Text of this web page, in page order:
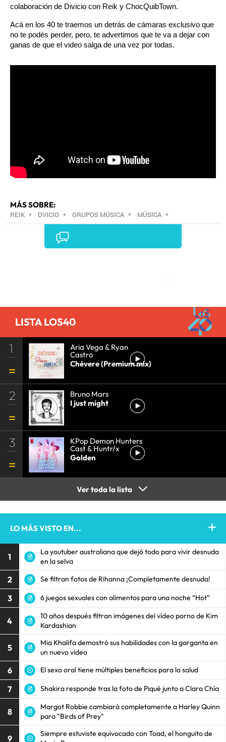
colaboración de Divicio con Reik y ChocQuibTown.
Acá en los 40 te traemos un detrás de cámaras exclusivo que
no te podés perder, pero, te advertimos que te va a dejar con
ganas de que el video salga de una vez por todas.
MÁS SOBRE:
REIK • DVICIO • GRUPOS MÚSICA • MÚSICA •
LISTA LOS40
1 Aria Vega & Ryan
Castro
Chévere (Premium mix)
2
Bruno Mars
I just might
3 KPop Demon Hunters
Cast & Huntr/x
Golden
Ver toda la lista
LO MÁS VISTO EN...
1
La youtuber australiana que dejó todo para vivir desnuda
en la selva
2 Se filtran fotos de Rihanna ¡Completamente desnuda!
3 6 juegos sexuales con alimentos para una noche “Hot”
4
10 años después filtran imágenes del vídeo porno de Kim
Kardashian
5
Mia Khalifa demostró sus habilidades con la garganta en
un nuevo video
6 El sexo oral tiene múltiples beneficios para la salud
7 Shakira responde tras la foto de Piqué junto a Clara Chía
8
Margot Robbie cambiará completamente a Harley Quinn
para "Birds of Prey"
9
Siempre estuviste equivocado con Toad, el honguito de